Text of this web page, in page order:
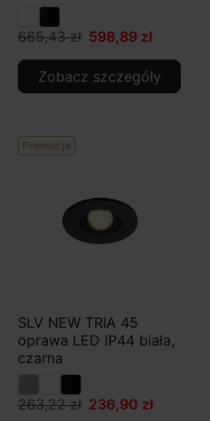
665,43 zł 598,89 zł
Zobacz szczegóły
Promocja
SLV NEW TRIA 45
oprawa LED IP44 biała,
czarna
263,22 zł 236,90 zł